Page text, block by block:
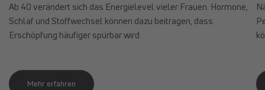
Ab 40 verändert sich das Energielevel vieler Frauen. Hormone,
Schlaf und Stoffwechsel können dazu beitragen, dass
Erschöpfung häufiger spürbar wird.
Mehr erfahren